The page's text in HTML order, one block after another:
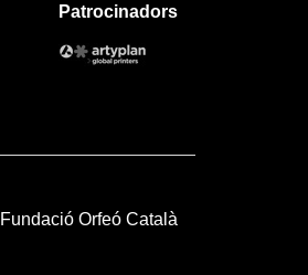
Patrocinadors
Fundació Orfeó Català